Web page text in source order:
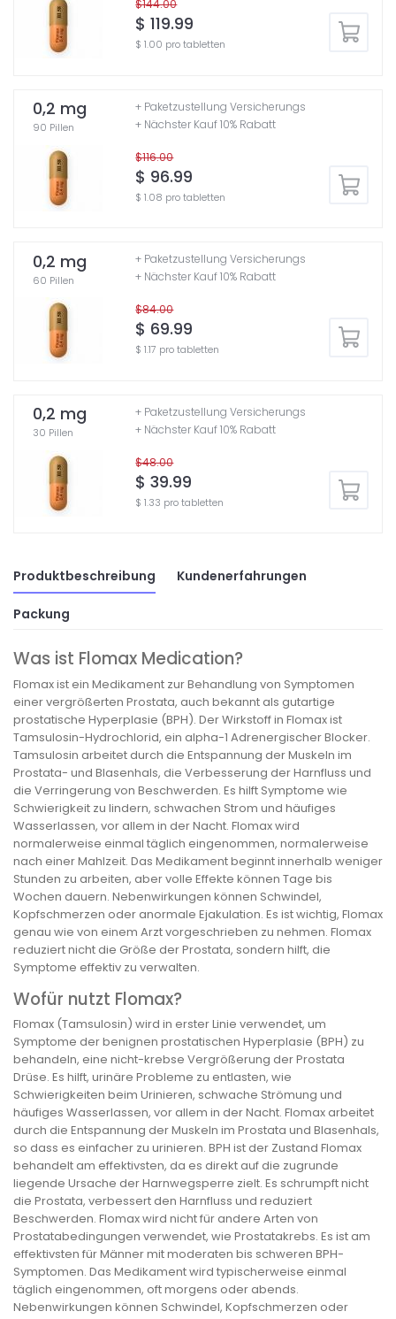
$144.00
$ 119.99
$ 1.00 pro tabletten
0,2 mg
90 Pillen
$116.00
$ 96.99
$ 1.08 pro tabletten
+ Paketzustellung Versicherungs
+ Nächster Kauf 10% Rabatt
0,2 mg
60 Pillen
$84.00
$ 69.99
$ 1.17 pro tabletten
+ Paketzustellung Versicherungs
+ Nächster Kauf 10% Rabatt
0,2 mg
30 Pillen
$48.00
$ 39.99
$ 1.33 pro tabletten
+ Paketzustellung Versicherungs
+ Nächster Kauf 10% Rabatt
Produktbeschreibung Kundenerfahrungen
Packung
Was ist Flomax Medication?
Flomax ist ein Medikament zur Behandlung von Symptomen
einer vergrößerten Prostata, auch bekannt als gutartige
prostatische Hyperplasie (BPH). Der Wirkstoff in Flomax ist
Tamsulosin-Hydrochlorid, ein alpha-1 Adrenergischer Blocker.
Tamsulosin arbeitet durch die Entspannung der Muskeln im
Prostata- und Blasenhals, die Verbesserung der Harnfluss und
die Verringerung von Beschwerden. Es hilft Symptome wie
Schwierigkeit zu lindern, schwachen Strom und häufiges
Wasserlassen, vor allem in der Nacht. Flomax wird
normalerweise einmal täglich eingenommen, normalerweise
nach einer Mahlzeit. Das Medikament beginnt innerhalb weniger
Stunden zu arbeiten, aber volle Effekte können Tage bis
Wochen dauern. Nebenwirkungen können Schwindel,
Kopfschmerzen oder anormale Ejakulation. Es ist wichtig, Flomax
genau wie von einem Arzt vorgeschrieben zu nehmen. Flomax
reduziert nicht die Größe der Prostata, sondern hilft, die
Symptome effektiv zu verwalten.
Wofür nutzt Flomax?
Flomax (Tamsulosin) wird in erster Linie verwendet, um
Symptome der benignen prostatischen Hyperplasie (BPH) zu
behandeln, eine nicht-krebse Vergrößerung der Prostata
Drüse. Es hilft, urinäre Probleme zu entlasten, wie
Schwierigkeiten beim Urinieren, schwache Strömung und
häufiges Wasserlassen, vor allem in der Nacht. Flomax arbeitet
durch die Entspannung der Muskeln im Prostata und Blasenhals,
so dass es einfacher zu urinieren. BPH ist der Zustand Flomax
behandelt am effektivsten, da es direkt auf die zugrunde
liegende Ursache der Harnwegsperre zielt. Es schrumpft nicht
die Prostata, verbessert den Harnfluss und reduziert
Beschwerden. Flomax wird nicht für andere Arten von
Prostatabedingungen verwendet, wie Prostatakrebs. Es ist am
effektivsten für Männer mit moderaten bis schweren BPH-
Symptomen. Das Medikament wird typischerweise einmal
täglich eingenommen, oft morgens oder abends.
Nebenwirkungen können Schwindel, Kopfschmerzen oder